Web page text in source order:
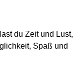
du Zeit und Lust,
Spaß und